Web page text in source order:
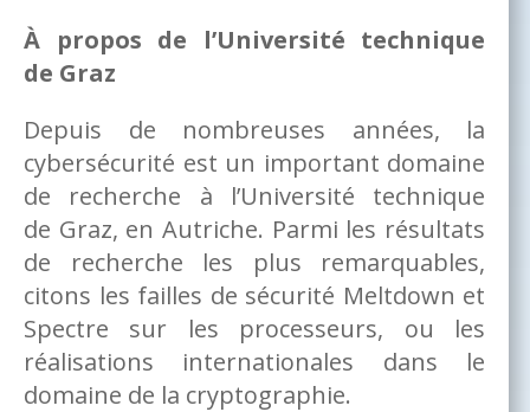
À propos de l’Université technique
de Graz
Depuis de nombreuses années, la
cybersécurité est un important domaine
de recherche à l’Université technique
de Graz, en Autriche. Parmi les résultats
de recherche les plus remarquables,
citons les failles de sécurité Meltdown et
Spectre sur les processeurs, ou les
réalisations internationales dans le
domaine de la cryptographie.